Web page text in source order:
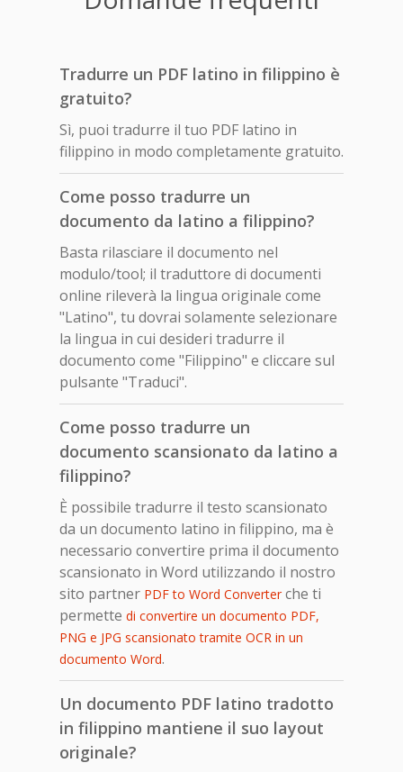
Tradurre un PDF latino in filippino è
gratuito?
Sì, puoi tradurre il tuo PDF latino in
filippino in modo completamente gratuito.
Come posso tradurre un
documento da latino a filippino?
Basta rilasciare il documento nel
modulo/tool; il traduttore di documenti
online rileverà la lingua originale come
"Latino", tu dovrai solamente selezionare
la lingua in cui desideri tradurre il
documento come "Filippino" e cliccare sul
pulsante "Traduci".
Come posso tradurre un
documento scansionato da latino a
filippino?
È possibile tradurre il testo scansionato
da un documento latino in filippino, ma è
necessario convertire prima il documento
scansionato in Word utilizzando il nostro
sito partner PDF to Word Converterche ti
permette di convertire un documento PDF,
PNG e JPG scansionato tramite OCR in un
documento Word.
Un documento PDF latino tradotto
in filippino mantiene il suo layout
originale?